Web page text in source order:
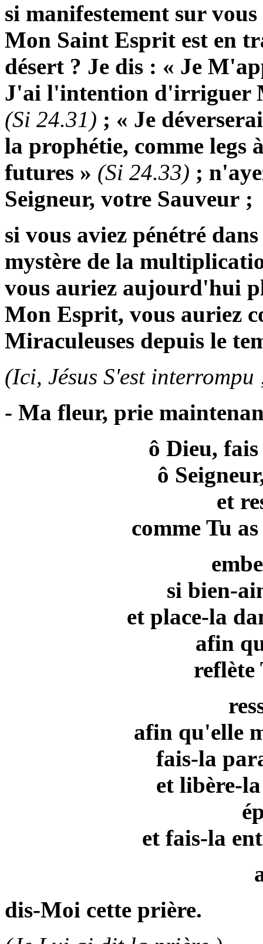
si manifestement sur
Mon Saint Esprit est en
désert ? Je dis : « Je
J'ai l'intention d'irriguer
(Si 24.31) ; « Je
la prophétie, comme legs
futures » (Si 24.33) ;
Seigneur, votre Sauveur ;
si vous aviez pénétré
mystère de la
vous auriez aujourd'hui
Mon Esprit, vous auriez
Miraculeuses depuis le
(Ici, Jésus S'est
- Ma fleur, prie
ô Dieu,
ô
et
comme Tu
si bien-
et place-la
afin
reflète
afin qu'elle
fais-la
et libère-
et fais-la
dis-Moi cette prière.